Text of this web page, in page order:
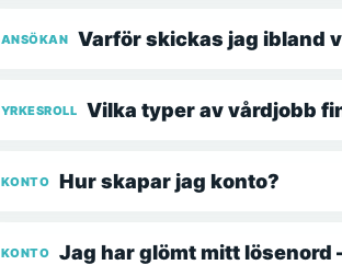
ANSÖKAN Varför skickas jag ibland
YRKESROLL Vilka typer av vårdjobb
KONTO Hur skapar jag konto?
KONTO Jag har glömt mitt lösenord